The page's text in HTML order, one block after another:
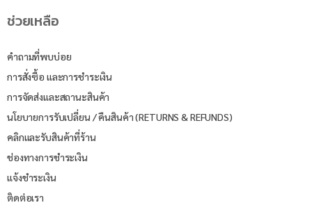
ช่วยเหลือ
คำถามที่พบบ่อย
การสั่งซื้อ และการชำระเงิน
การจัดส่งและสถานะสินค้า
นโยบายการรับเปลี่ยน / คืนสินค้า (RETURNS & REFUNDS)
คลิกและรับสินค้าที่ร้าน
ช่องทางการชำระเงิน
แจ้งชำระเงิน
ติดต่อเรา